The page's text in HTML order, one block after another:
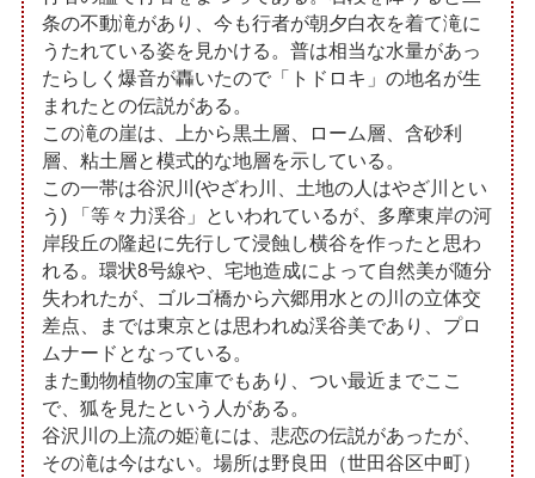
条の不動滝があり、今も行者が朝夕白衣を着て滝に
うたれている姿を見かける。普は相当な水量があっ
たらしく爆音が轟いたので「トドロキ」の地名が生
まれたとの伝説がある。
この滝の崖は、上から黒土層、ローム層、含砂利
層、粘土層と模式的な地層を示している。
この一帯は谷沢川(やざわ川、土地の人はやざ川とい
う) 「等々力渓谷」といわれているが、多摩東岸の河
岸段丘の隆起に先行して浸蝕し横谷を作ったと思わ
れる。環状8号線や、宅地造成によって自然美が随分
失われたが、ゴルゴ橋から六郷用水との川の立体交
差点、までは東京とは思われぬ渓谷美であり、プロ
ムナードとなっている。
また動物植物の宝庫でもあり、つい最近までここ
で、狐を見たという人がある。
谷沢川の上流の姫滝には、悲恋の伝説があったが、
その滝は今はない。場所は野良田（世田谷区中町）